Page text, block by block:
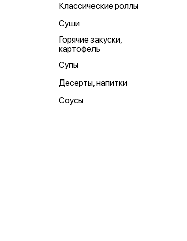
Классические роллы
Суши
Горячие закуски,
картофель
Супы
Десерты, напитки
Соусы